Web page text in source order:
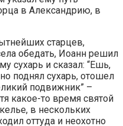
в Александрию, в
старцев,
обедать, Иоанн решил
сухарь и сказал: “Ешь,
поднял сухарь, отошел
подвижник” –
какое-то время святой
в нескольких
оттуда и неохотно